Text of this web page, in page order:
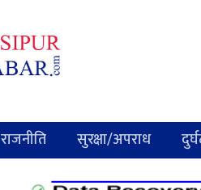
राजनीति सुरक्षा/अपराध